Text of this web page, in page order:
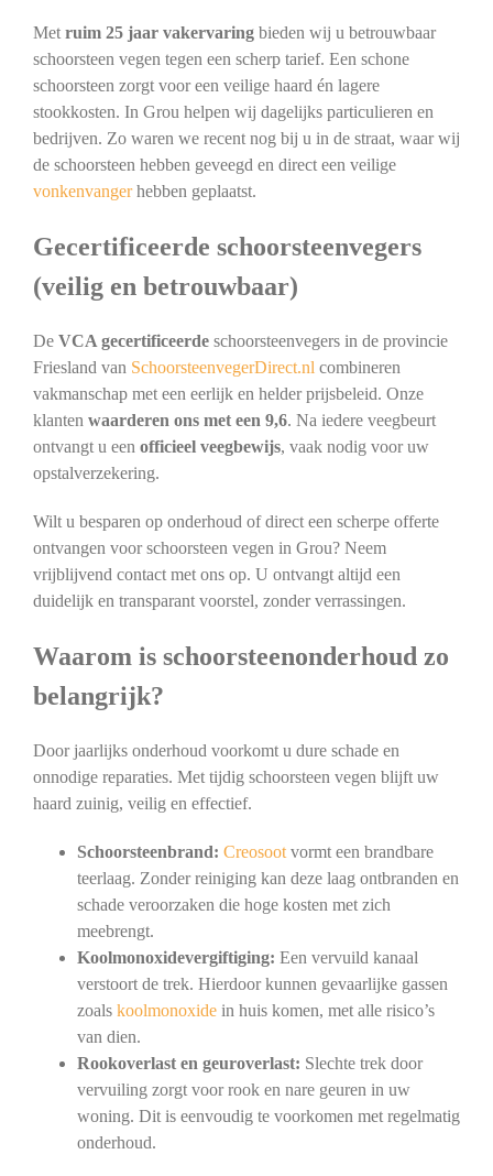
Metruim 25 jaar vakervaringbieden wij u betrouwbaar
schoorsteen vegen tegen een scherp tarief. Een schone
schoorsteen zorgt voor een veilige haard én lagere
stookkosten. In Grou helpen wij dagelijks particulieren en
bedrijven. Zo waren we recent nog bij u in de straat, waar wij
de schoorsteen hebben geveegd en direct een veilige
vonkenvangerhebben geplaatst.
Gecertificeerde schoorsteenvegers
(veilig en betrouwbaar)
De VCA gecertificeerdeschoorsteenvegers in de provincie
Friesland van SchoorsteenvegerDirect.nl combineren
vakmanschap met een eerlijk en helder prijsbeleid. Onze
klanten waarderen ons met een 9,6. Na iedere veegbeurt
ontvangt u een officieel veegbewijs, vaak nodig voor uw
opstalverzekering.
Wilt u besparen op onderhoud of direct een scherpe offerte
ontvangen voor schoorsteen vegen in Grou? Neem
vrijblijvend contact met ons op. U ontvangt altijd een
duidelijk en transparant voorstel, zonder verrassingen.
Waarom is schoorsteenonderhoud zo
belangrijk?
Door jaarlijks onderhoud voorkomt u dure schade en
onnodige reparaties. Met tijdig schoorsteen vegen blijft uw
haard zuinig, veilig en effectief.
Schoorsteenbrand: Creosootvormt een brandbare
teerlaag. Zonder reiniging kan deze laag ontbranden en
schade veroorzaken die hoge kosten met zich
meebrengt.
Koolmonoxidevergiftiging: Een vervuild kanaal
verstoort de trek. Hierdoor kunnen gevaarlijke gassen
zoals koolmonoxidein huis komen, met alle risico’s
van dien.
Rookoverlast en geuroverlast: Slechte trek door
vervuiling zorgt voor rook en nare geuren in uw
woning. Dit is eenvoudig te voorkomen met regelmatig
onderhoud.